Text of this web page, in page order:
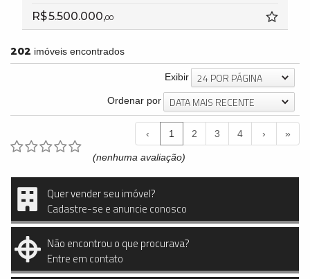
R$ 5.500.000,00
202 imóveis encontrados
Exibir 24 POR PÁGINA
Ordenar por DATA MAIS RECENTE
‹ 1 2 3 4 › »
(nenhuma avaliação)
Quer vender seu imóvel?
Cadastre-se e anuncie conosco
Não encontrou o que procurava?
Entre em contato